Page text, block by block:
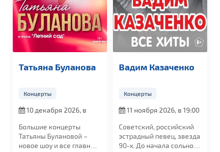
Татьяна Буланова
Концерты
10 декабря 2026, в
Большие концерты
Татьяны Булановой –
новое шоу и все главные
Вадим Казаченко
Концерты
11 ноября 2026, в 19:00
Советский, российский
эстрадный певец, звезда
90-х. До начала сольной